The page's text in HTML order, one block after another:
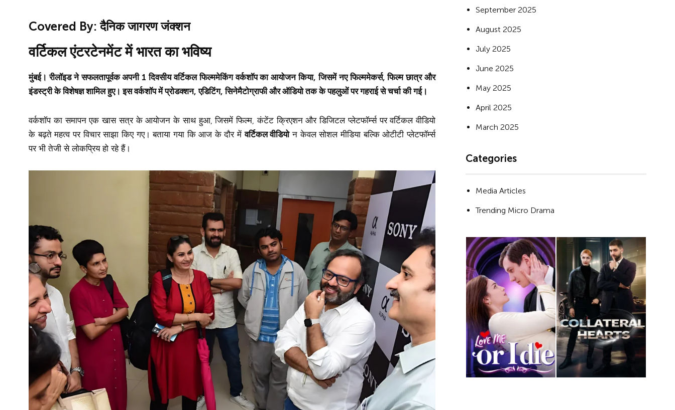
Covered By: दैनिक जागरण जंक्शन
वर्टिकल एंटरटेनमेंट में भारत का भविष्य
मुंबई।रीलॉइडने सफलतापूर्वक अपनी 1 दिवसीय वर्टिकल फिल्ममेकिंग वर्कशॉपका आयोजन किया, जिसमें नए फिल्ममेकर्स, फिल्म छात्र और
इंडस्ट्री के विशेषज्ञ शामिल हुए। इस वर्कशॉप में प्रोडक्शन, एडिटिंग, सिनेमैटोग्राफी और ऑडियो तक के पहलुओं पर गहराई से चर्चा की गई।
वर्कशॉप का समापन एक खास सत्र के आयोजन के साथ हुआ, जिसमें फिल्म, कंटेंट क्रिएशन और डिजिटल प्लेटफॉर्म्स पर वर्टिकल वीडियो
के बढ़ते महत्व पर विचार साझा किए गए। बताया गया कि आज के दौर मेंवर्टिकल वीडियोन केवल सोशल मीडिया बल्कि ओटीटी प्लेटफॉर्म्स
पर भी तेजी से लोकप्रिय हो रहे हैं।
September 2025
August 2025
July 2025
June 2025
May 2025
April 2025
March 2025
Categories
Media Articles
Trending Micro Drama